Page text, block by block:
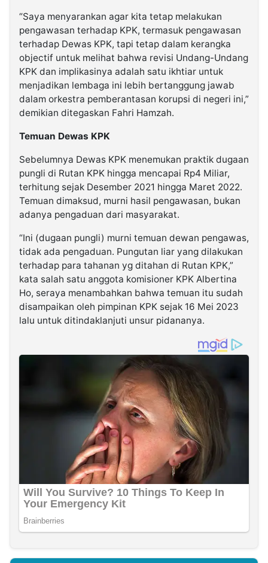
“Saya menyarankan agar kita tetap melakukan
pengawasan terhadap KPK, termasuk pengawasan
terhadap Dewas KPK, tapi tetap dalam kerangka
objectif untuk melihat bahwa revisi Undang-Undang
KPK dan implikasinya adalah satu ikhtiar untuk
menjadikan lembaga ini lebih bertanggung jawab
dalam orkestra pemberantasan korupsi di negeri ini,”
demikian ditegaskan Fahri Hamzah.
Temuan Dewas KPK
Sebelumnya Dewas KPK menemukan praktik dugaan
pungli di Rutan KPK hingga mencapai Rp4 Miliar,
terhitung sejak Desember 2021 hingga Maret 2022.
Temuan dimaksud, murni hasil pengawasan, bukan
adanya pengaduan dari masyarakat.
“Ini (dugaan pungli) murni temuan dewan pengawas,
tidak ada pengaduan. Pungutan liar yang dilakukan
terhadap para tahanan yg ditahan di Rutan KPK,”
kata salah satu anggota komisioner KPK Albertina
Ho, seraya menambahkan bahwa temuan itu sudah
disampaikan oleh pimpinan KPK sejak 16 Mei 2023
lalu untuk ditindaklanjuti unsur pidananya.